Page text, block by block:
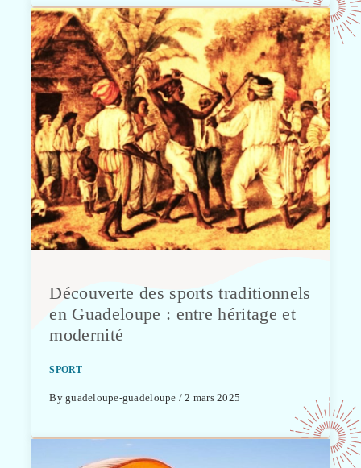
Découverte des sports traditionnels
en Guadeloupe : entre héritage et
modernité
SPORT
By guadeloupe-guadeloupe / 2 mars 2025